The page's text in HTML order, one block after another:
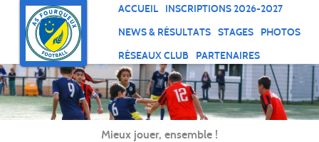
ACCUEIL
INSCRIPTIONS 2026-2027
NEWS & RÉSULTATS
STAGES
PHOTOS
RÉSEAUX CLUB
PARTENAIRES
Mieux jouer, ensemble !
Panneau de gestion des cookies